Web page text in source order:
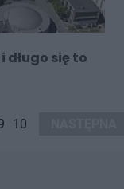
długo się to
10